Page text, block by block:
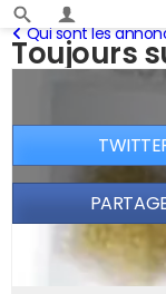
Toujours
Qui sont les